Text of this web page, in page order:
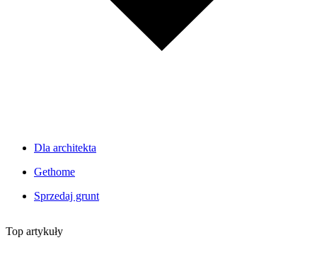
Dla architekta
Gethome
Sprzedaj grunt
Top artykuły